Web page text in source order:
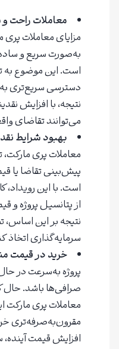
معاملات راحت
مزایای معاملات پری
به‌صورت سریع و
است. این موضوع به
دسترسی سریع‌تری
نتیجه، با افزایش
می‌توانند تقاضای
بهبود شرایط
معاملات پری
پیش‌بینی تقاضا یا
است. با این رویداد،
از پتانسیل پروژه و
نتیجه بر این
سرمایه‌گذاری اتخاذ
خرید در قیمت
پروژه به‌سرعت در
صرافی‌ها باشد. حال
معاملات پری مارکت
مقرون‌به‌صرفه‌تری
افزایش قیمت